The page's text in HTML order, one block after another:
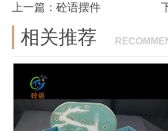
上一篇： 砼语摆件
相关推荐